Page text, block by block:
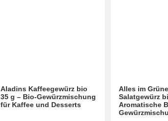
Aladins Kaffeegewürz bio
35 g – Bio-Gewürzmischung
für Kaffee und Desserts
Alles im
Salatgewürz
Aromatische